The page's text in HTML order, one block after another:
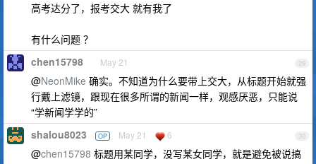
高考达分了，报考交大 就有我了
有什么问题 ？
29
chen15798 May 21
@NeonMike 确实。不知道为什么要带上交大，从标题开始就强
行戴上滤镜，跟现在很多所谓的新闻一样，观感厌恶，只能说
“学新闻学学的”
30
shalou8023 OP May 21 6
@chen15798 标题用某同学，没写某女同学，就是避免被说搞